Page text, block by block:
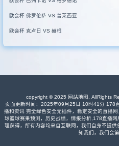
欧会杯 佛罗伦萨 VS 普莱西亚
欧会杯 克卢日 VS 赫根
copyright © 2025 网站地图 . AllRights
页面更新时间：2025年09月25日 10时41分 178
播和资讯 完全绿色安全无插件，稳定安全的直播
球篮球赛果预测，历史战绩，情报分析,178直播
理获得，所有内容均来自互联网，我们自身不提
知我们，我们会